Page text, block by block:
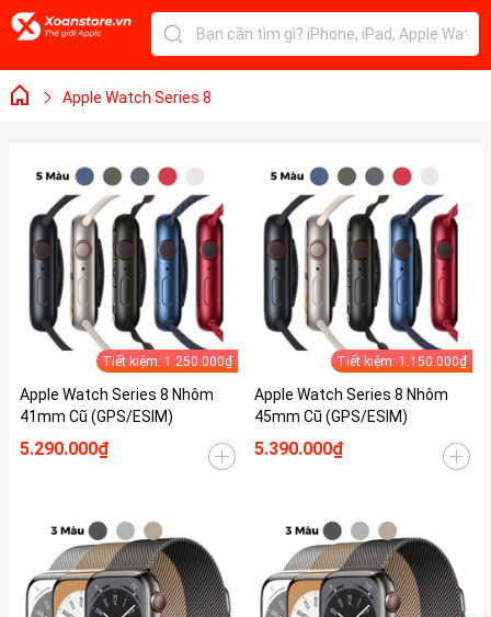
Apple Watch Series 8
Tiết kiệm: 1.250.000₫
Apple Watch Series 8 Nhôm
41mm Cũ (GPS/ESIM)
5.290.000₫
Tiết kiệm: 1.150.000₫
Apple Watch Series 8 Nhôm
45mm Cũ (GPS/ESIM)
5.390.000₫